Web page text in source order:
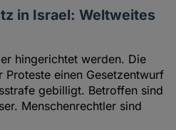
in Israel: Weltweites
hingerichtet werden. Die
Proteste einen Gesetzentwurf
gebilligt. Betroffen sind
Menschenrechtler sind